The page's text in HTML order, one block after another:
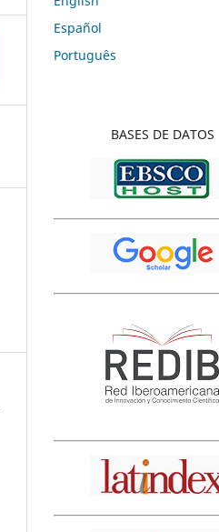
Español
Português
BASES DE DATOS